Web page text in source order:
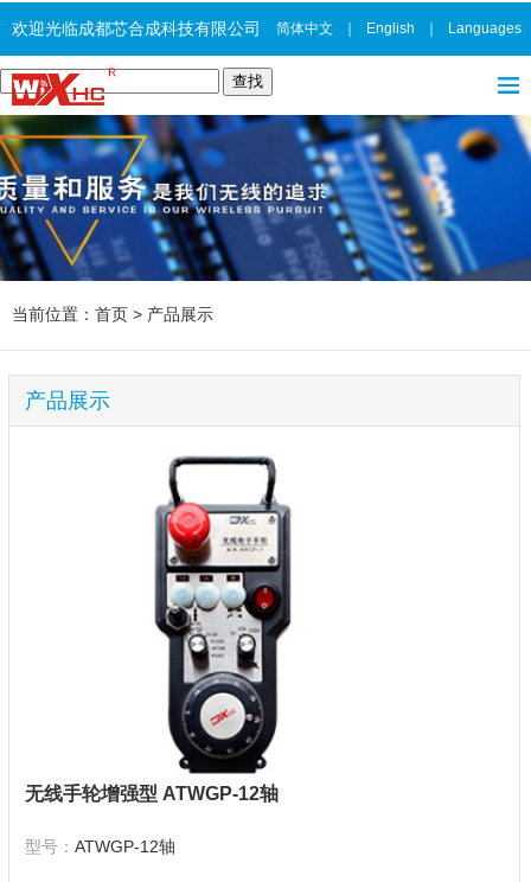
欢迎光临成都芯合成科技有限公司 简体中文 English Languages
当前位置： 首页 > 产品展示
产品展示
无线手轮增强型 ATWGP-12轴
型号： ATWGP-12轴